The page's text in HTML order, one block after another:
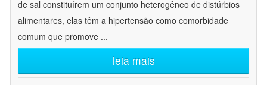
de sal constituírem um conjunto heterogêneo de distúrbios
alimentares, elas têm a hipertensão como comorbidade
comum que promove ...
leia mais